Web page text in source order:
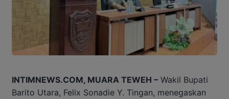
INTIMNEWS.COM, MUARA TEWEH – Wakil Bupati
Barito Utara, Felix Sonadie Y. Tingan, menegaskan